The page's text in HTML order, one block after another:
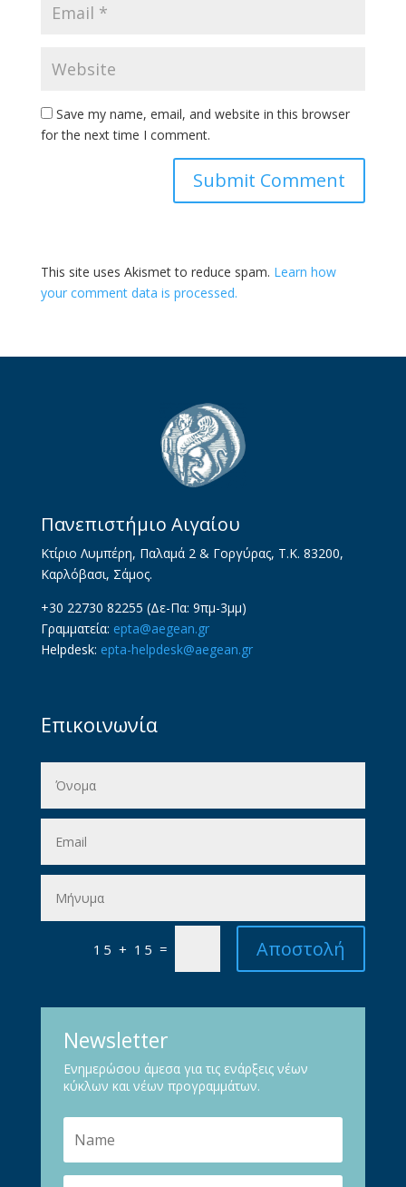
Save my name, email, and website in this browser
for the next time I comment.
This site uses Akismet to reduce spam. Learn how
your comment data is processed.
Πανεπιστήμιο Αιγαίου
Κτίριο Λυμπέρη, Παλαμά 2 & Γοργύρας, Τ.Κ. 83200,
Καρλόβασι, Σάμος.
+30 22730 82255 (Δε-Πα: 9πμ-3μμ)
Γραμματεία: epta@aegean.gr
Helpdesk: epta-helpdesk@aegean.gr
Επικοινωνία
15 + 15 = Αποστολή
Newsletter
Ενημερώσου άμεσα για τις ενάρξεις νέων
κύκλων και νέων προγραμμάτων.